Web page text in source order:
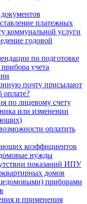
платежных
коммунальной услуги
годовой
по подготовке
учета
почту присылают
оплате?
по лицевому счету
или изменении
оплатить
коэффициентов
нужды
показаний ИПУ
домов
приборами
и применения